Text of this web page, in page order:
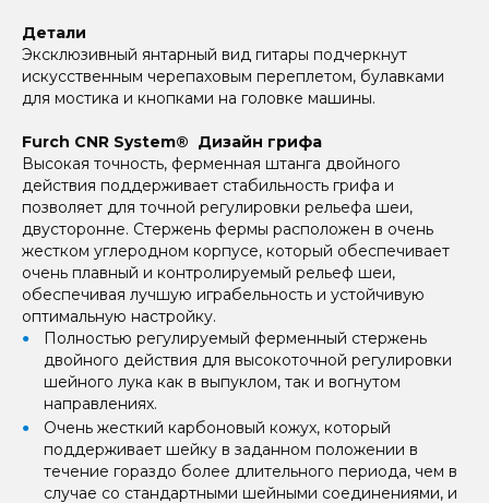
Детали
Эксклюзивный янтарный вид гитары подчеркнут
искусственным черепаховым переплетом, булавками
для мостика и кнопками на головке машины.
Furch CNR System® Дизайн грифа
Высокая точность, ферменная штанга двойного
действия поддерживает стабильность грифа и
позволяет для точной регулировки рельефа шеи,
двусторонне. Стержень фермы расположен в очень
жестком углеродном корпусе, который обеспечивает
очень плавный и контролируемый рельеф шеи,
обеспечивая лучшую играбельность и устойчивую
оптимальную настройку.
Полностью регулируемый ферменный стержень
двойного действия для высокоточной регулировки
шейного лука как в выпуклом, так и вогнутом
направлениях.
Очень жесткий карбоновый кожух, который
поддерживает шейку в заданном положении в
течение гораздо более длительного периода, чем в
случае со стандартными шейными соединениями, и